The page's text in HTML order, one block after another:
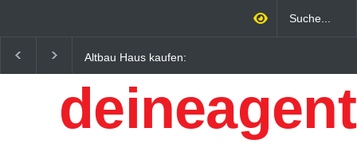
Altbau Haus kaufen:
Unterschiede zwischen
Süddeutschland und
Österreich einfach erklärt
Wirtschaftsfaktor: Wie
Qualitätstourismus
profitieren